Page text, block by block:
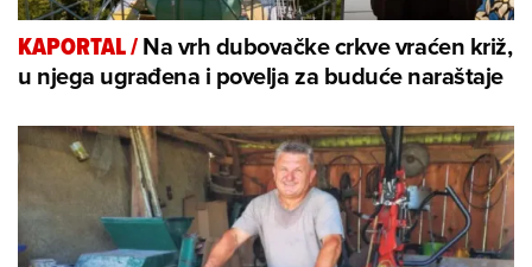
KAPORTAL/Na vrh dubovačke crkve vraćen križ,
u njega ugrađena i povelja za buduće naraštaje